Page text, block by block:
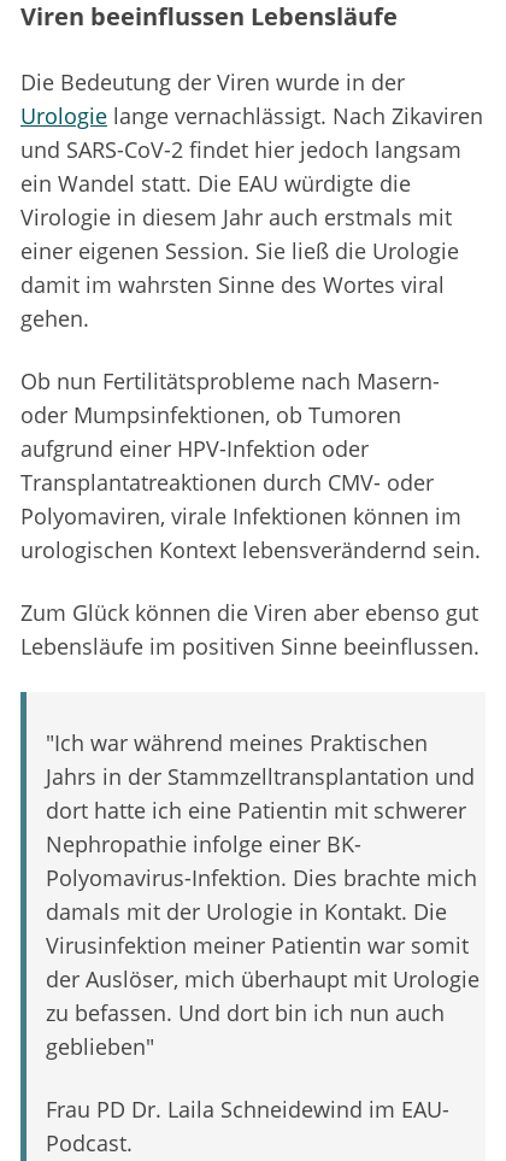
Viren beeinflussen Lebensläufe
Die Bedeutung der Viren wurde in der
Urologie lange vernachlässigt. Nach Zikaviren
und SARS-CoV-2 findet hier jedoch langsam
ein Wandel statt. Die EAU würdigte die
Virologie in diesem Jahr auch erstmals mit
einer eigenen Session. Sie ließ die Urologie
damit im wahrsten Sinne des Wortes viral
gehen.
Ob nun Fertilitätsprobleme nach Masern-
oder Mumpsinfektionen, ob Tumoren
aufgrund einer HPV-Infektion oder
Transplantatreaktionen durch CMV- oder
Polyomaviren, virale Infektionen können im
urologischen Kontext lebensverändernd sein.
Zum Glück können die Viren aber ebenso gut
Lebensläufe im positiven Sinne beeinflussen.
"Ich war während meines Praktischen
Jahrs in der Stammzelltransplantation und
dort hatte ich eine Patientin mit schwerer
Nephropathie infolge einer BK-
Polyomavirus-Infektion. Dies brachte mich
damals mit der Urologie in Kontakt. Die
Virusinfektion meiner Patientin war somit
der Auslöser, mich überhaupt mit Urologie
zu befassen. Und dort bin ich nun auch
geblieben"
Frau PD Dr. Laila Schneidewind im EAU-
Podcast.